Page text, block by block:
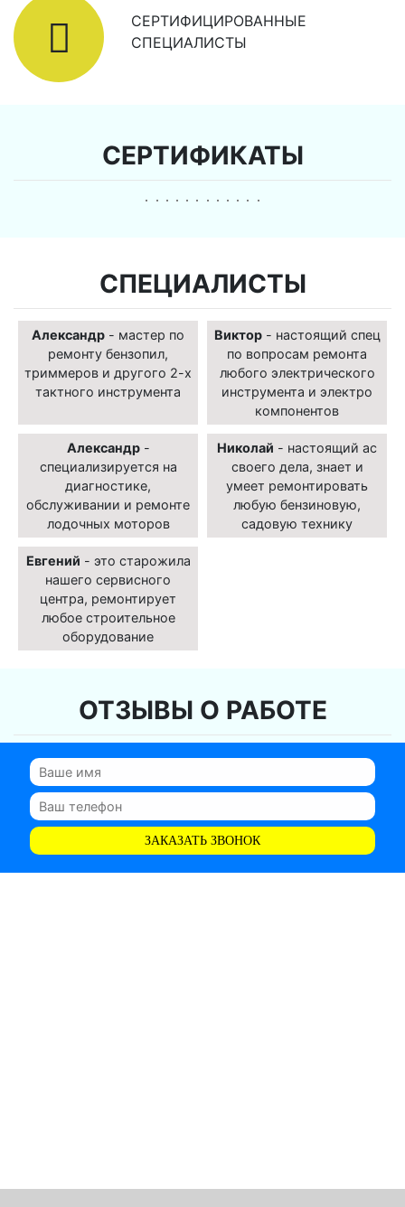
СЕРТИФИЦИРОВАННЫЕ
СПЕЦИАЛИСТЫ
СЕРТИФИКАТЫ
СПЕЦИАЛИСТЫ
Александр - мастер по
ремонту бензопил,
триммеров и другого 2-х
тактного инструмента
Виктор- настоящий спец
по вопросам ремонта
любого электрического
инструмента и электро
компонентов
Александр-
специализируется на
диагностике,
обслуживании и ремонте
лодочных моторов
Николай - настоящий ас
своего дела, знает и
умеет ремонтировать
любую бензиновую,
садовую технику
Евгений - это старожила
нашего сервисного
центра, ремонтирует
любое строительное
оборудование
ОТЗЫВЫ О РАБОТЕ
ЗАКАЗАТЬ ЗВОНОК